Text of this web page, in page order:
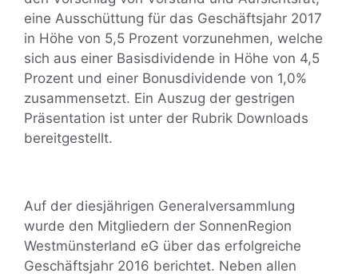
eine Ausschüttung für das Geschäftsjahr 2017
in Höhe von 5,5 Prozent vorzunehmen, welche
sich aus einer Basisdividende in Höhe von 4,5
Prozent und einer Bonusdividende von 1,0%
zusammensetzt. Ein Auszug der gestrigen
Präsentation ist unter der Rubrik Downloads
bereitgestellt.
Auf der diesjährigen Generalversammlung
wurde den Mitgliedern der SonnenRegion
Westmünsterland eG über das erfolgreiche
Geschäftsjahr 2016 berichtet. Neben allen